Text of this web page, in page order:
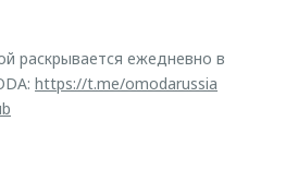
раскрывается ежедневно в
https://t.me/omodarussia